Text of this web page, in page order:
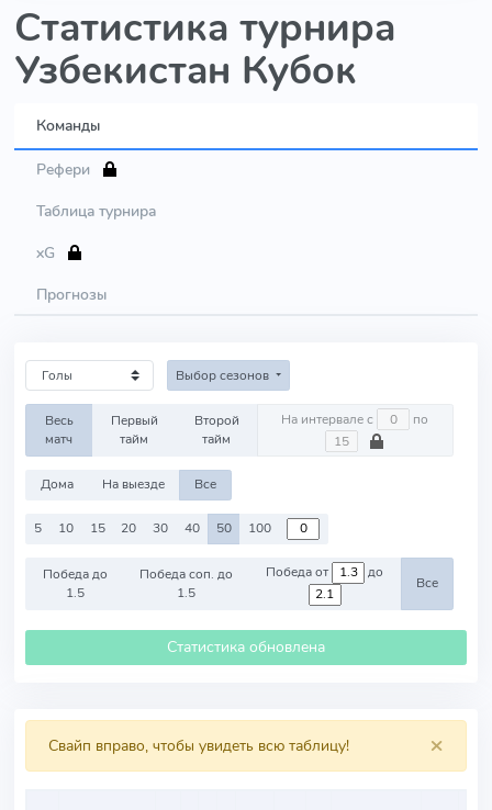
Статистика турнира
Узбекистан Кубок
Команды
Рефери
Таблица турнира
xG
Прогнозы
Выбор сезонов
Весь
матч
Первый
тайм
Второй
тайм
На интервале с по
Дома На выезде Все
5 10 15 20 30 40 50 100
Победа до
1.5
Победа соп. до
1.5
Победа от до
Все
Статистика обновлена
×
Свайп вправо, чтобы увидеть всю таблицу!